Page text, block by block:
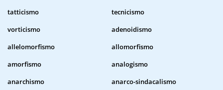
tatticismo
tecnicismo
vorticismo
adenoidismo
allelomorfismo
allomorfismo
amorfismo
analogismo
anarchismo
anarco-sindacalismo